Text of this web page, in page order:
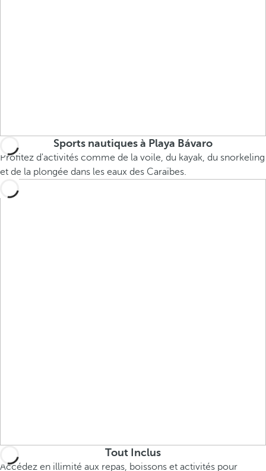
Sports nautiques à Playa Bávaro
Profitez d'activités comme de la voile, du kayak, du snorkeling
et de la plongée dans les eaux des Caraïbes.
Tout Inclus
Accédez en illimité aux repas, boissons et activités pour